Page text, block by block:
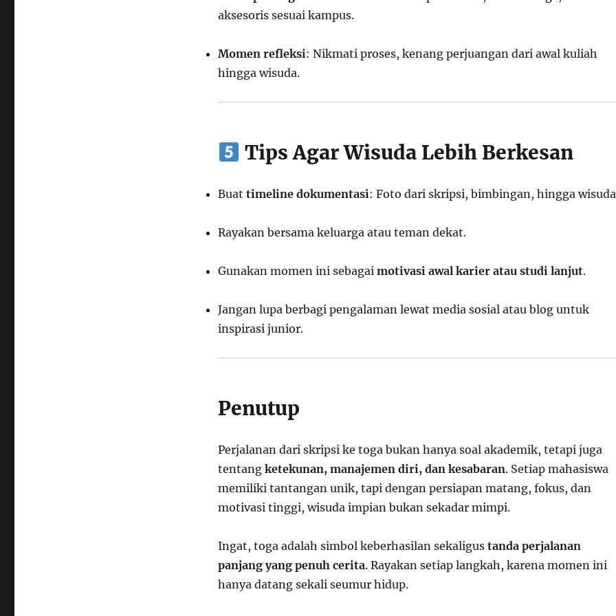
aksesoris sesuai kampus.
Momen refleksi: Nikmati proses, kenang perjuangan dari awal kuliah
hingga wisuda.
Tips Agar Wisuda Lebih Berkesan
Buat timeline dokumentasi: Foto dari skripsi, bimbingan, hingga
Rayakan bersama keluarga atau teman dekat.
Gunakan momen ini sebagai motivasi awal karier atau studi lanjut.
Jangan lupa berbagi pengalaman lewat media sosial atau blog untuk
inspirasi junior.
Penutup
Perjalanan dari skripsi ke toga bukan hanya soal akademik, tetapi juga
tentang ketekunan, manajemen diri, dan kesabaran. Setiap mahasiswa
memiliki tantangan unik, tapi dengan persiapan matang, fokus, dan
motivasi tinggi, wisuda impian bukan sekadar mimpi.
Ingat, toga adalah simbol keberhasilan sekaligus tanda perjalanan
panjang yang penuh cerita. Rayakan setiap langkah, karena momen ini
hanya datang sekali seumur hidup.